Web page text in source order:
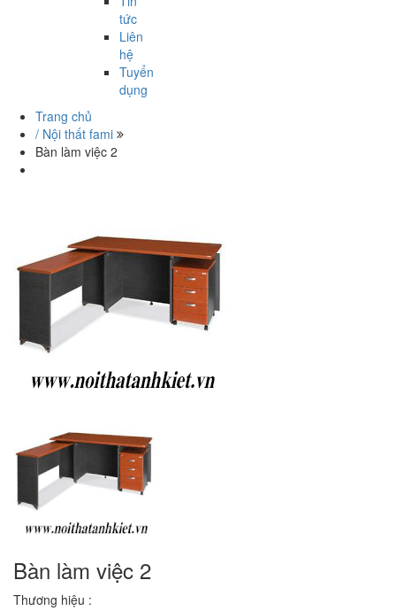
tức
Liên
hệ
Tuyển
dụng
Trang chủ
/ Nội thất fami
Bàn làm việc 2
Bàn làm việc 2
Thương hiệu :